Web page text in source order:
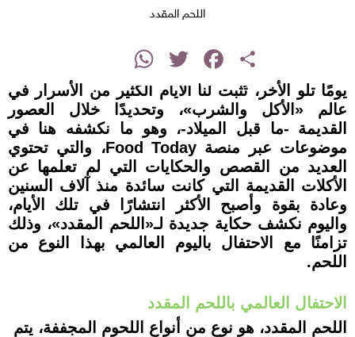
اللحم المقدد
Share
Facebook
Twitter
WhatsApp
يومًا تلو الأخر، تُثبت لنا الأيام الكثير من الأسرار في
عالم «الأكل والشرب»، وتحديدًا خلال العصور
القديمة -ما قبل الميلاد-، وهو ما نكشفه هنا في
موضوعات عبر منصة Food Today، والتي تحتوي
العديد من القصص والحكايات التي لم تعلمها عن
الأكلات القديمة التي كانت سائدة منذ آلاف السنين
وعادة بقوة وأصبح الأكثر انتشارًا في تلك الأيام،
واليوم نكشف حكاية جديدة لـ«اللحم المقدد»، وذلك
تزامنًا مع الاحتفال باليوم العالمي بهذا النوع من
اللحم.
الاحتفال العالمي باللحم المقدد
اللحم المقدد، هو نوع من أنواع اللحوم المجففة، يتم